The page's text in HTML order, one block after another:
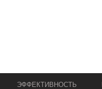
ЭФФЕКТИВНОСТЬ